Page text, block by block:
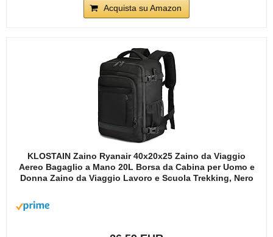
Acquista su Amazon
KLOSTAIN Zaino Ryanair 40x20x25 Zaino da Viaggio
Aereo Bagaglio a Mano 20L Borsa da Cabina per Uomo e
Donna Zaino da Viaggio Lavoro e Scuola Trekking, Nero